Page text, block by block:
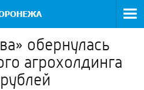
обернулась
агрохолдинга